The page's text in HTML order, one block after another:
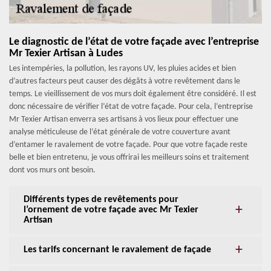
Le diagnostic de l’état de votre façade avec l’entreprise
Mr Texier Artisan à Ludes
Les intempéries, la pollution, les rayons UV, les pluies acides et bien
d’autres facteurs peut causer des dégâts à votre revêtement dans le
temps. Le vieillissement de vos murs doit également être considéré. Il est
donc nécessaire de vérifier l’état de votre façade. Pour cela, l’entreprise
Mr Texier Artisan enverra ses artisans à vos lieux pour effectuer une
analyse méticuleuse de l’état générale de votre couverture avant
d’entamer le ravalement de votre façade. Pour que votre façade reste
belle et bien entretenu, je vous offrirai les meilleurs soins et traitement
dont vos murs ont besoin.
Différents types de revêtements pour
l’ornement de votre façade avec Mr Texier
Artisan
Les tarifs concernant le ravalement de façade